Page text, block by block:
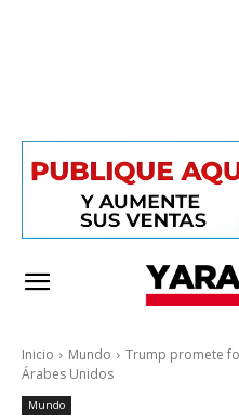
Inicio Mundo
Trump promete
Árabes Unidos
Mundo